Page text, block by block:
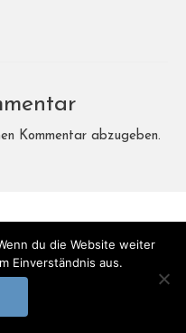
Kommentar abzugeben.
du die Website weiter
Einverständnis aus.